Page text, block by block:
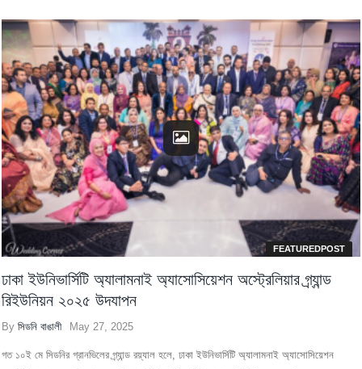
FEATUREDPOST
ঢাকা ইউনিভার্সিটি অ্যালামনাই অ্যাসোসিয়েশন অস্ট্রেলিয়ার গ্র্যান্ড
রিইউনিয়ন ২০২৫ উদযাপন
Byসিডনি বাঙালী May 27, 2025
গত ১০ই মে সিডনির গ্রানভিলের গ্র্যান্ড রয়্যাল হলে, ঢাকা ইউনিভার্সিটি অ্যালামনাই অ্যাসোসিয়েশন